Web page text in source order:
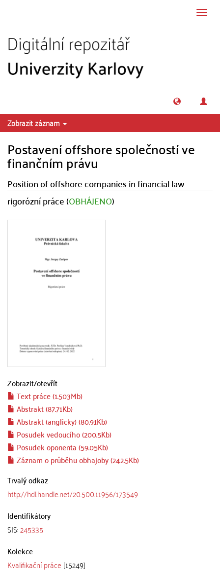
Zobrazit záznam
Postavení offshore společností ve
finančním právu
Position of offshore companies in financial law
rigorózní práce (OBHÁJENO)
Zobrazit/otevřít
Text práce (1.503Mb)
Abstrakt (87.71Kb)
Abstrakt (anglicky) (80.91Kb)
Posudek vedoucího (200.5Kb)
Posudek oponenta (59.05Kb)
Záznam o průběhu obhajoby (242.5Kb)
Trvalý odkaz
http://hdl.handle.net/20.500.11956/173549
Identifikátory
SIS:245335
Kolekce
Kvalifikační práce [15249]